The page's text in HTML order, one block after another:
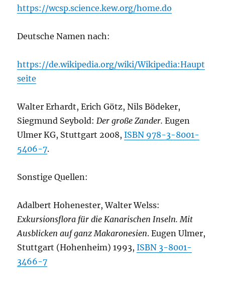
https://wcsp.science.kew.org/home.do
Deutsche Namen nach:
https://de.wikipedia.org/wiki/Wikipedia:Haupt
seite
Walter Erhardt, Erich Götz, Nils Bödeker,
Siegmund Seybold:Der große Zander. Eugen
Ulmer KG, Stuttgart 2008,ISBN 978-3-8001-
5406-7.
Sonstige Quellen:
Adalbert Hohenester, Walter Welss:
Exkursionsflora für die Kanarischen Inseln. Mit
Ausblicken auf ganz Makaronesien. Eugen Ulmer,
Stuttgart (Hohenheim) 1993,ISBN 3-8001-
3466-7